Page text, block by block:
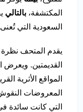
المكتشفة، بالتالي
السعودية التي
يقدم المتحف نظرة
القديمتين. ويعرض
المواقع الأثرية
المعروضات
التي كانت سائدة